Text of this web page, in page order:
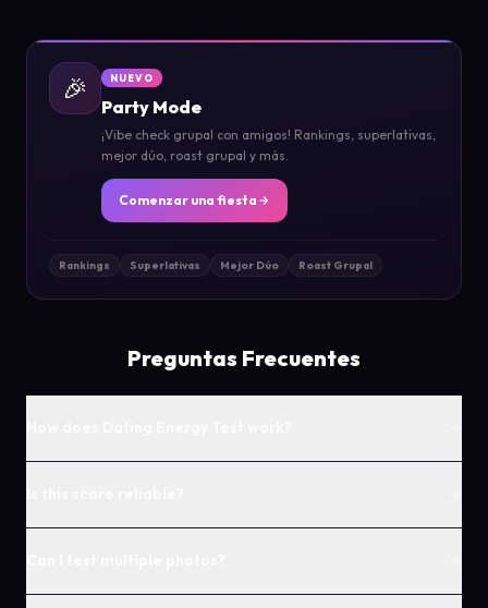
🎉 NUEVO
Party Mode
¡Vibe check grupal con amigos! Rankings, superlativas,
mejor dúo, roast grupal y más.
Comenzar una fiesta
Rankings Superlativas Mejor Dúo Roast Grupal
Preguntas Frecuentes